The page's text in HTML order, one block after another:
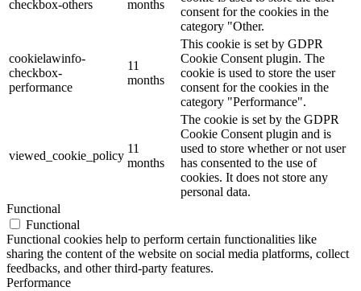
checkbox-others
months
consent for the cookies in the
category "Other.
cookielawinfo-
checkbox-
performance
11
months
This cookie is set by GDPR
Cookie Consent plugin. The
cookie is used to store the user
consent for the cookies in the
category "Performance".
viewed_cookie_policy
11
months
The cookie is set by the GDPR
Cookie Consent plugin and is
used to store whether or not user
has consented to the use of
cookies. It does not store any
personal data.
Functional
Functional
Functional cookies help to perform certain functionalities like
sharing the content of the website on social media platforms, collect
feedbacks, and other third-party features.
Performance